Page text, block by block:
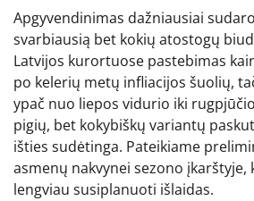
Apgyvendinimas dažniausiai
svarbiausią bet kokių atostogų
Latvijos kurortuose pastebimas
po kelerių metų infliacijos šuolių,
ypač nuo liepos vidurio iki
pigių, bet kokybiškų variantų
išties sudėtinga. Pateikiame
asmenų nakvynei sezono įkarštyje,
lengviau susiplanuoti išlaidas.